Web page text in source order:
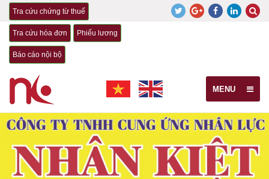
Tra cứu chứng từ thuế
Tra cứu hóa đơn Phiếu lương
Báo cáo nội bộ
MENU